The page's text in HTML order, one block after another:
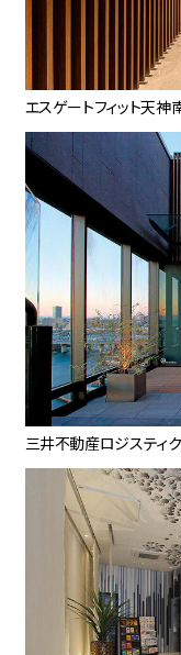
エスゲートフィット天
三井不動産ロジスティ